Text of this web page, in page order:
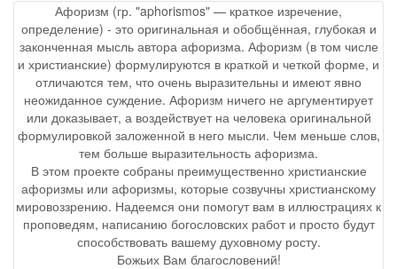
Афоризм (гр. "aphorismos" — краткое изречение,
определение) - это оригинальная и обобщённая, глубокая и
законченная мысль автора афоризма. Афоризм (в том числе
и христианские) формулируются в краткой и четкой форме, и
отличаются тем, что очень выразительны и имеют явно
неожиданное суждение. Афоризм ничего не аргументирует
или доказывает, а воздействует на человека оригинальной
формулировкой заложенной в него мысли. Чем меньше слов,
тем больше выразительность афоризма.
В этом проекте собраны преимущественно христианские
афоризмы или афоризмы, которые созвучны христианскому
мировоззрению. Надеемся они помогут вам в иллюстрациях к
проповедям, написанию богословских работ и просто будут
способствовать вашему духовному росту.
Божьих Вам благословений!